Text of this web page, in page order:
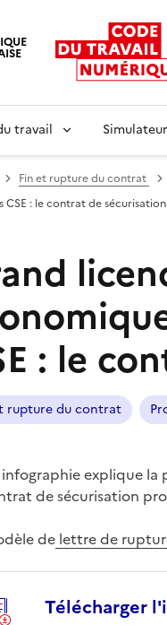
travail
Fin et rupture du contrat
CSE : le contrat de
: le
rupture du contrat
explique la
de sécurisation
de lettre de
Télécharger